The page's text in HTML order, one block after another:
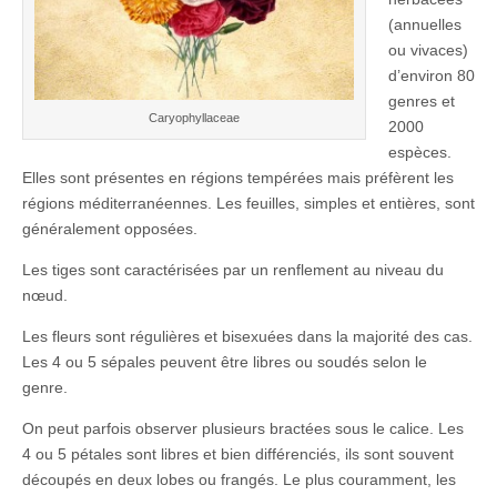
Caryophyllaceae
(annuelles
ou vivaces)
d’environ 80
genres et
2000
espèces.
Elles sont présentes en régions tempérées mais préfèrent les
régions méditerranéennes. Les feuilles, simples et entières, sont
généralement opposées.
Les tiges sont caractérisées par un renflement au niveau du
nœud.
Les fleurs sont régulières et bisexuées dans la majorité des cas.
Les 4 ou 5 sépales peuvent être libres ou soudés selon le
genre.
On peut parfois observer plusieurs bractées sous le calice. Les
4 ou 5 pétales sont libres et bien différenciés, ils sont souvent
découpés en deux lobes ou frangés. Le plus couramment, les